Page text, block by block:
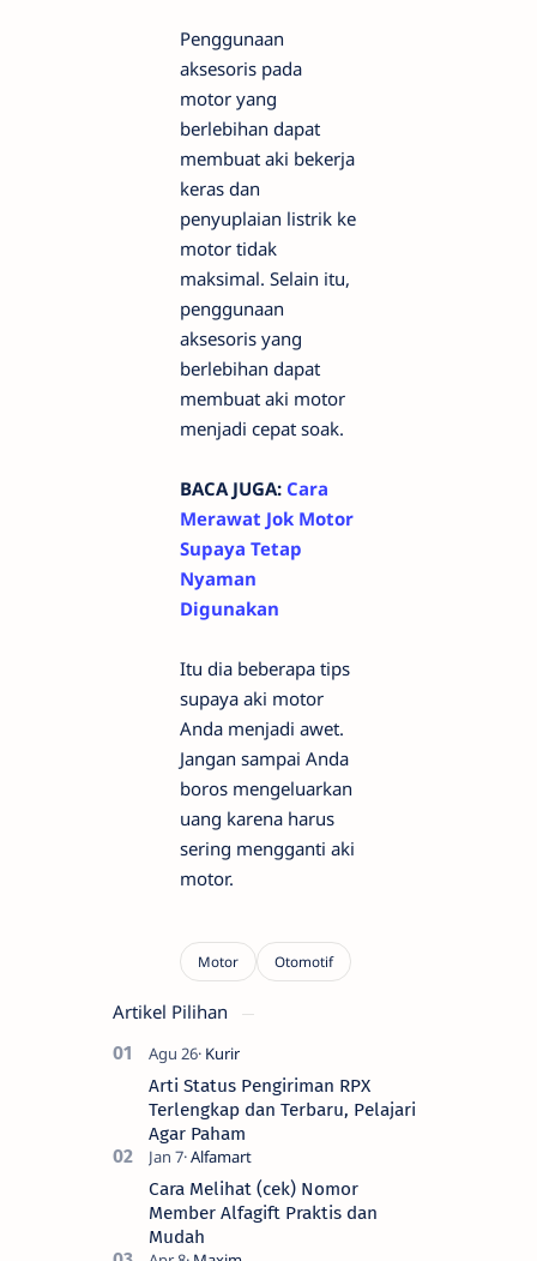
Penggunaan
aksesoris pada
motor yang
berlebihan dapat
membuat aki bekerja
keras dan
penyuplaian listrik ke
motor tidak
maksimal. Selain itu,
penggunaan
aksesoris yang
berlebihan dapat
membuat aki motor
menjadi cepat soak.
BACA JUGA: Cara
Merawat Jok Motor
Supaya Tetap
Nyaman
Digunakan
Itu dia beberapa tips
supaya aki motor
Anda menjadi awet.
Jangan sampai Anda
boros mengeluarkan
uang karena harus
sering mengganti aki
motor.
Artikel Pilihan
Arti Status Pengiriman RPX
Terlengkap dan Terbaru, Pelajari
Agar Paham
Cara Melihat (cek) Nomor
Member Alfagift Praktis dan
Mudah